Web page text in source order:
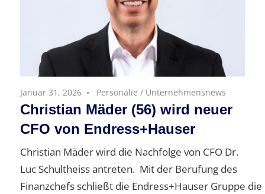
Januar 31, 2026 Personalie / Unternehmensnews
Christian Mäder (56) wird neuer
CFO von Endress+Hauser
Christian Mäder wird die Nachfolge von CFO Dr.
Luc Schultheiss antreten. Mit der Berufung des
Finanzchefs schließt die Endress+Hauser Gruppe